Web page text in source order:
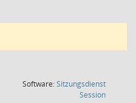
Software:Sitzungsdienst
Session(Wird in